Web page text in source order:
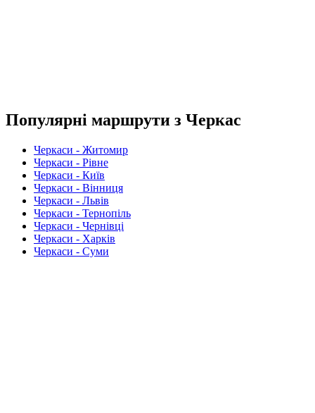
Популярні маршрути з Черкас
Черкаси - Житомир
Черкаси - Рівне
Черкаси - Київ
Черкаси - Вінниця
Черкаси - Львів
Черкаси - Тернопіль
Черкаси - Чернівці
Черкаси - Харків
Черкаси - Суми